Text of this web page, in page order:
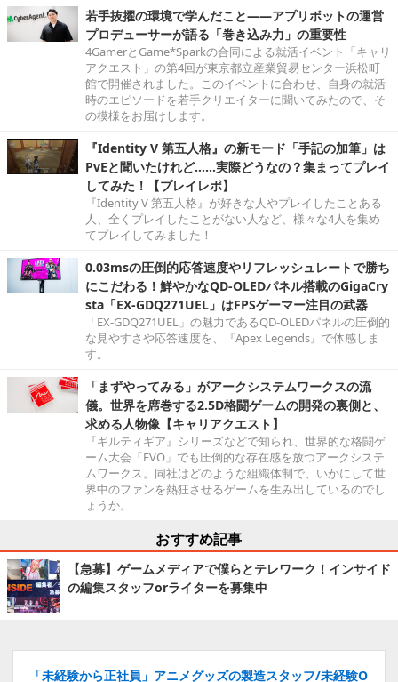
若手抜擢の環境で学んだこと――アプリボットの運営
プロデューサーが語る「巻き込み力」の重要性
4GamerとGame*Sparkの合同による就活イベント「キャリ
アクエスト」の第4回が東京都立産業貿易センター浜松町
館で開催されました。このイベントに合わせ、自身の就活
時のエピソードを若手クリエイターに聞いてみたので、そ
の模様をお届けします。
『Identity V 第五人格』の新モード「手記の加筆」は
PvEと聞いたけれど……実際どうなの？集まってプレイ
してみた！【プレイレポ】
『Identity V 第五人格』が好きな人やプレイしたことある
人、全くプレイしたことがない人など、様々な4人を集め
てプレイしてみました！
0.03msの圧倒的応答速度やリフレッシュレートで勝ち
にこだわる！鮮やかなQD-OLEDパネル搭載のGigaCry
sta「EX-GDQ271UEL」はFPSゲーマー注目の武器
「EX-GDQ271UEL」の魅力であるQD-OLEDパネルの圧倒的
な見やすさや応答速度を、『Apex Legends』で体感しま
す。
「まずやってみる」がアークシステムワークスの流
儀。世界を席巻する2.5D格闘ゲームの開発の裏側と、
求める人物像【キャリアクエスト】
『ギルティギア』シリーズなどで知られ、世界的な格闘ゲ
ーム大会「EVO」でも圧倒的な存在感を放つアークシステ
ムワークス。同社はどのような組織体制で、いかにして世
界中のファンを熱狂させるゲームを生み出しているのでし
ょうか。
おすすめ記事
【急募】ゲームメディアで僕らとテレワーク！インサイド
の編集スタッフorライターを募集中
「未経験から正社員」アニメグッズの製造スタッフ/未経験O